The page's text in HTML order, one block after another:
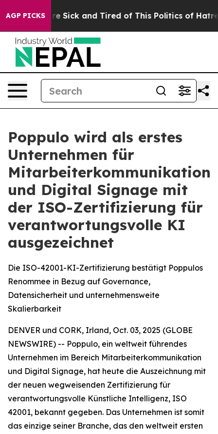
AGP PICKSAre Sick and Tired of This Politics of Hatred”
Poppulo wird als erstes
Unternehmen für
Mitarbeiterkommunikation
und Digital Signage mit
der ISO-Zertifizierung für
verantwortungsvolle KI
ausgezeichnet
Die ISO-42001-KI-Zertifizierung bestätigt Poppulos
Renommee in Bezug auf Governance,
Datensicherheit und unternehmensweite
Skalierbarkeit
DENVER und CORK, Irland, Oct. 03, 2025 (GLOBE
NEWSWIRE) -- Poppulo, ein weltweit führendes
Unternehmen im Bereich Mitarbeiterkommunikation
und Digital Signage, hat heute die Auszeichnung mit
der neuen wegweisenden Zertifizierung für
verantwortungsvolle Künstliche Intelligenz, ISO
42001, bekannt gegeben. Das Unternehmen ist somit
das einzige seiner Branche, das den weltweit ersten